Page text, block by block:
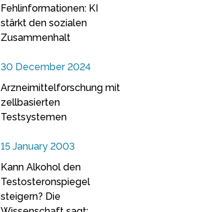
Fehlinformationen: KI
stärkt den sozialen
Zusammenhalt
30 December 2024
Arzneimittelforschung mit
zellbasierten
Testsystemen
15 January 2003
Kann Alkohol den
Testosteronspiegel
steigern? Die